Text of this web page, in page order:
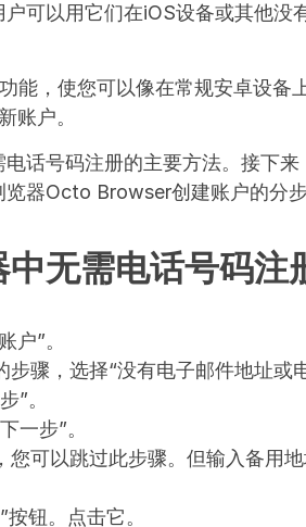
可以用它们在iOS设备或其他没
能，使您可以像在常规安卓设备
账户。
话号码注册的主要方法。接下
器Octo Browser创建账户的分步
无需电话号码注
户”。
骤，选择“没有电子邮件地址或
”。
一步”。
您可以跳过此步骤。但输入备用
钮。点击它。